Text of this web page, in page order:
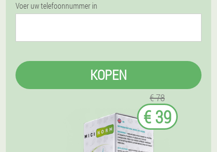
Voer uw telefoonnummer in
KOPEN
€ 78
€ 39